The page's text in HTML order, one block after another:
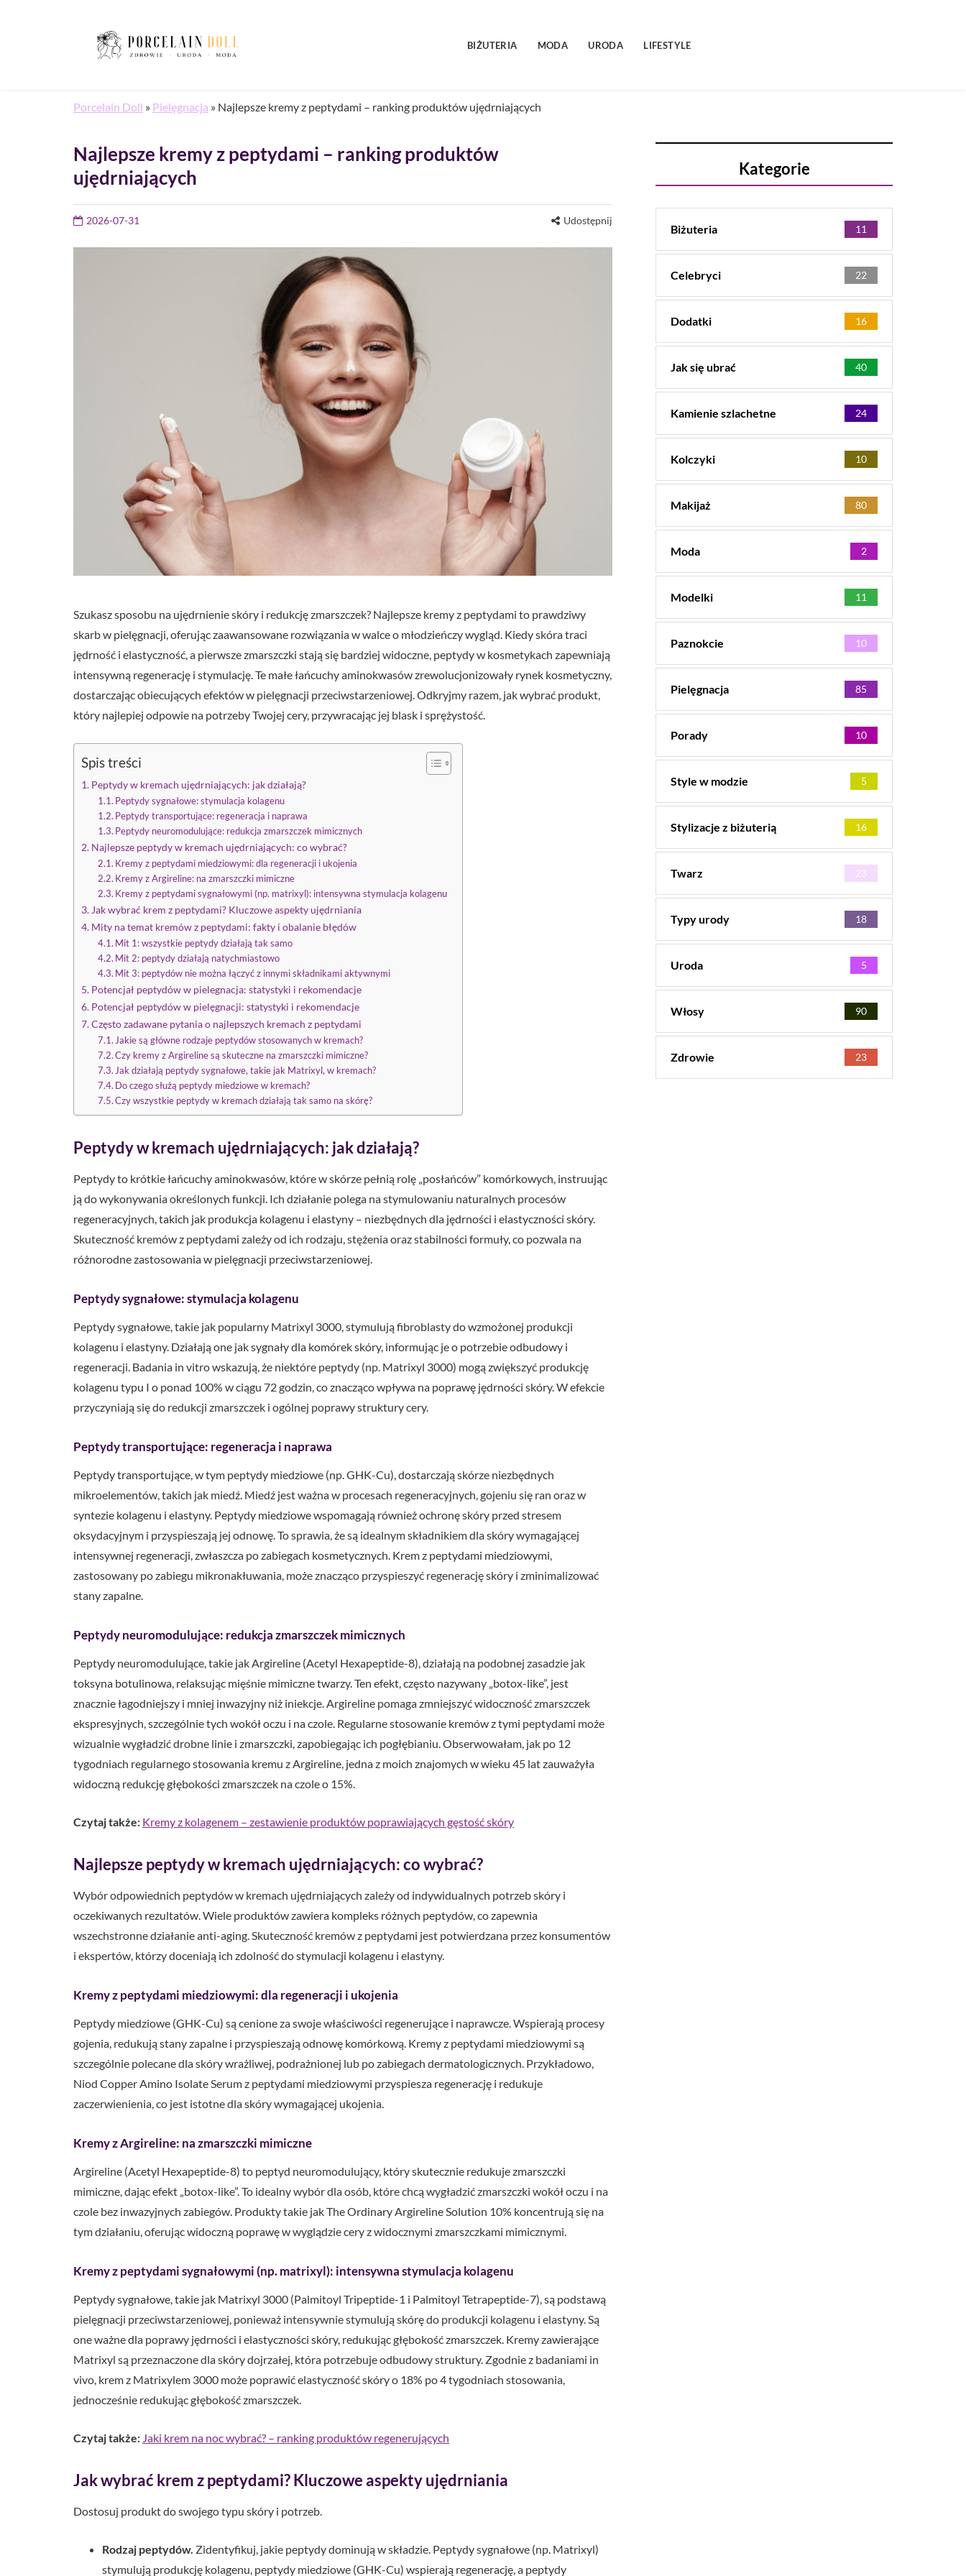
BIŻUTERIA MODA URODA LIFESTYLE
Porcelain Doll » Pielęgnacja » Najlepsze kremy z peptydami – ranking produktów ujędrniających
Najlepsze kremy z peptydami – ranking produktów
ujędrniających
2026-07-31 Udostępnij
Szukasz sposobu na ujędrnienie skóry i redukcję zmarszczek? Najlepsze kremy z peptydami to prawdziwy
skarb w pielęgnacji, oferując zaawansowane rozwiązania w walce o młodzieńczy wygląd. Kiedy skóra traci
jędrność i elastyczność, a pierwsze zmarszczki stają się bardziej widoczne, peptydy w kosmetykach zapewniają
intensywną regenerację i stymulację. Te małe łańcuchy aminokwasów zrewolucjonizowały rynek kosmetyczny,
dostarczając obiecujących efektów w pielęgnacji przeciwstarzeniowej. Odkryjmy razem, jak wybrać produkt,
który najlepiej odpowie na potrzeby Twojej cery, przywracając jej blask i sprężystość.
Spis treści
Peptydy w kremach ujędrniających: jak działają?
Peptydy sygnałowe: stymulacja kolagenu
Peptydy transportujące: regeneracja i naprawa
Peptydy neuromodulujące: redukcja zmarszczek mimicznych
Najlepsze peptydy w kremach ujędrniających: co wybrać?
Kremy z peptydami miedziowymi: dla regeneracji i ukojenia
Kremy z Argireline: na zmarszczki mimiczne
Kremy z peptydami sygnałowymi (np. matrixyl): intensywna stymulacja kolagenu
Jak wybrać krem z peptydami? Kluczowe aspekty ujędrniania
Mity na temat kremów z peptydami: fakty i obalanie błędów
Mit 1: wszystkie peptydy działają tak samo
Mit 2: peptydy działają natychmiastowo
Mit 3: peptydów nie można łączyć z innymi składnikami aktywnymi
Potencjał peptydów w pielegnacja: statystyki i rekomendacje
Potencjał peptydów w pielęgnacji: statystyki i rekomendacje
Często zadawane pytania o najlepszych kremach z peptydami
Jakie są główne rodzaje peptydów stosowanych w kremach?
Czy kremy z Argireline są skuteczne na zmarszczki mimiczne?
Jak działają peptydy sygnałowe, takie jak Matrixyl, w kremach?
Do czego służą peptydy miedziowe w kremach?
Czy wszystkie peptydy w kremach działają tak samo na skórę?
Peptydy w kremach ujędrniających: jak działają?
Peptydy to krótkie łańcuchy aminokwasów, które w skórze pełnią rolę „posłańców” komórkowych, instruując
ją do wykonywania określonych funkcji. Ich działanie polega na stymulowaniu naturalnych procesów
regeneracyjnych, takich jak produkcja kolagenu i elastyny – niezbędnych dla jędrności i elastyczności skóry.
Skuteczność kremów z peptydami zależy od ich rodzaju, stężenia oraz stabilności formuły, co pozwala na
różnorodne zastosowania w pielęgnacji przeciwstarzeniowej.
Peptydy sygnałowe: stymulacja kolagenu
Peptydy sygnałowe, takie jak popularny Matrixyl 3000, stymulują fibroblasty do wzmożonej produkcji
kolagenu i elastyny. Działają one jak sygnały dla komórek skóry, informując je o potrzebie odbudowy i
regeneracji. Badania in vitro wskazują, że niektóre peptydy (np. Matrixyl 3000) mogą zwiększyć produkcję
kolagenu typu I o ponad 100% w ciągu 72 godzin, co znacząco wpływa na poprawę jędrności skóry. W efekcie
przyczyniają się do redukcji zmarszczek i ogólnej poprawy struktury cery.
Peptydy transportujące: regeneracja i naprawa
Peptydy transportujące, w tym peptydy miedziowe (np. GHK-Cu), dostarczają skórze niezbędnych
mikroelementów, takich jak miedź. Miedź jest ważna w procesach regeneracyjnych, gojeniu się ran oraz w
syntezie kolagenu i elastyny. Peptydy miedziowe wspomagają również ochronę skóry przed stresem
oksydacyjnym i przyspieszają jej odnowę. To sprawia, że są idealnym składnikiem dla skóry wymagającej
intensywnej regeneracji, zwłaszcza po zabiegach kosmetycznych. Krem z peptydami miedziowymi,
zastosowany po zabiegu mikronakłuwania, może znacząco przyspieszyć regenerację skóry i zminimalizować
stany zapalne.
Peptydy neuromodulujące: redukcja zmarszczek mimicznych
Peptydy neuromodulujące, takie jak Argireline (Acetyl Hexapeptide-8), działają na podobnej zasadzie jak
toksyna botulinowa, relaksując mięśnie mimiczne twarzy. Ten efekt, często nazywany „botox-like”, jest
znacznie łagodniejszy i mniej inwazyjny niż iniekcje. Argireline pomaga zmniejszyć widoczność zmarszczek
ekspresyjnych, szczególnie tych wokół oczu i na czole. Regularne stosowanie kremów z tymi peptydami może
wizualnie wygładzić drobne linie i zmarszczki, zapobiegając ich pogłębianiu. Obserwowałam, jak po 12
tygodniach regularnego stosowania kremu z Argireline, jedna z moich znajomych w wieku 45 lat zauważyła
widoczną redukcję głębokości zmarszczek na czole o 15%.
Czytaj także: Kremy z kolagenem – zestawienie produktów poprawiających gęstość skóry
Najlepsze peptydy w kremach ujędrniających: co wybrać?
Wybór odpowiednich peptydów w kremach ujędrniających zależy od indywidualnych potrzeb skóry i
oczekiwanych rezultatów. Wiele produktów zawiera kompleks różnych peptydów, co zapewnia
wszechstronne działanie anti-aging. Skuteczność kremów z peptydami jest potwierdzana przez konsumentów
i ekspertów, którzy doceniają ich zdolność do stymulacji kolagenu i elastyny.
Kremy z peptydami miedziowymi: dla regeneracji i ukojenia
Peptydy miedziowe (GHK-Cu) są cenione za swoje właściwości regenerujące i naprawcze. Wspierają procesy
gojenia, redukują stany zapalne i przyspieszają odnowę komórkową. Kremy z peptydami miedziowymi są
szczególnie polecane dla skóry wrażliwej, podrażnionej lub po zabiegach dermatologicznych. Przykładowo,
Niod Copper Amino Isolate Serum z peptydami miedziowymi przyspiesza regenerację i redukuje
zaczerwienienia, co jest istotne dla skóry wymagającej ukojenia.
Kremy z Argireline: na zmarszczki mimiczne
Argireline (Acetyl Hexapeptide-8) to peptyd neuromodulujący, który skutecznie redukuje zmarszczki
mimiczne, dając efekt „botox-like”. To idealny wybór dla osób, które chcą wygładzić zmarszczki wokół oczu i na
czole bez inwazyjnych zabiegów. Produkty takie jak The Ordinary Argireline Solution 10% koncentrują się na
tym działaniu, oferując widoczną poprawę w wyglądzie cery z widocznymi zmarszczkami mimicznymi.
Kremy z peptydami sygnałowymi (np. matrixyl): intensywna stymulacja kolagenu
Peptydy sygnałowe, takie jak Matrixyl 3000 (Palmitoyl Tripeptide-1 i Palmitoyl Tetrapeptide-7), są podstawą
pielęgnacji przeciwstarzeniowej, ponieważ intensywnie stymulują skórę do produkcji kolagenu i elastyny. Są
one ważne dla poprawy jędrności i elastyczności skóry, redukując głębokość zmarszczek. Kremy zawierające
Matrixyl są przeznaczone dla skóry dojrzałej, która potrzebuje odbudowy struktury. Zgodnie z badaniami in
vivo, krem z Matrixylem 3000 może poprawić elastyczność skóry o 18% po 4 tygodniach stosowania,
jednocześnie redukując głębokość zmarszczek.
Czytaj także: Jaki krem na noc wybrać? – ranking produktów regenerujących
Jak wybrać krem z peptydami? Kluczowe aspekty ujędrniania
Dostosuj produkt do swojego typu skóry i potrzeb.
Rodzaj peptydów. Zidentyfikuj, jakie peptydy dominują w składzie. Peptydy sygnałowe (np. Matrixyl)
stymulują produkcję kolagenu, peptydy miedziowe (GHK-Cu) wspierają regenerację, a peptydy
Kategorie
Biżuteria 11
Celebryci 22
Dodatki 16
Jak się ubrać 40
Kamienie szlachetne 24
Kolczyki 10
Makijaż 80
Moda 2
Modelki 11
Paznokcie 10
Pielęgnacja 85
Porady 10
Style w modzie 5
Stylizacje z biżuterią 16
Twarz 23
Typy urody 18
Uroda 5
Włosy 90
Zdrowie 23